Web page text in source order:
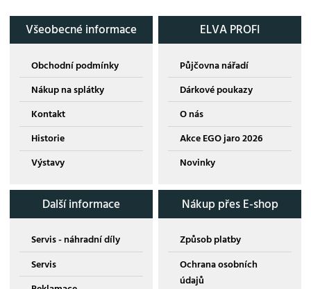
Všeobecné informace
Obchodní podmínky
Nákup na splátky
Kontakt
Historie
Výstavy
ELVA PROFI
Půjčovna nářadí
Dárkové poukazy
O nás
Akce EGO jaro 2026
Novinky
Další informace
Servis - náhradní díly
Servis
Nákup přes E-shop
Způsob platby
Ochrana osobních
údajů